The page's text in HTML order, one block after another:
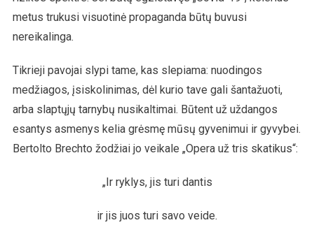
metus trukusi visuotinė propaganda būtų buvusi
nereikalinga.
Tikrieji pavojai slypi tame, kas slepiama: nuodingos
medžiagos, įsiskolinimas, dėl kurio tave gali šantažuoti,
arba slaptųjų tarnybų nusikaltimai. Būtent už uždangos
esantys asmenys kelia grėsmę mūsų gyvenimui ir gyvybei.
Bertolto Brechto žodžiai jo veikale „Opera už tris skatikus“:
„Ir ryklys, jis turi dantis
ir jis juos turi savo veide.